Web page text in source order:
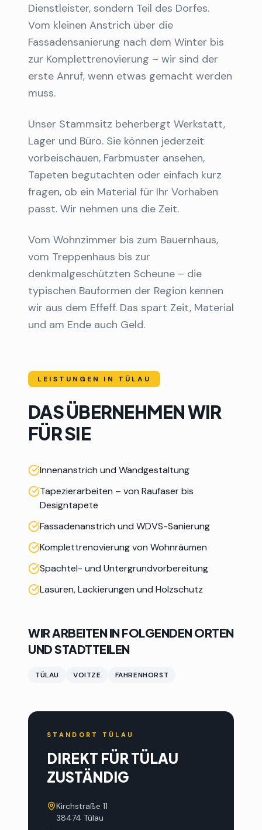
Dienstleister, sondern Teil des Dorfes.
Vom kleinen Anstrich über die
Fassadensanierung nach dem Winter bis
zur Komplettrenovierung – wir sind der
erste Anruf, wenn etwas gemacht werden
muss.
Unser Stammsitz beherbergt Werkstatt,
Lager und Büro. Sie können jederzeit
vorbeischauen, Farbmuster ansehen,
Tapeten begutachten oder einfach kurz
fragen, ob ein Material für Ihr Vorhaben
passt. Wir nehmen uns die Zeit.
Vom Wohnzimmer bis zum Bauernhaus,
vom Treppenhaus bis zur
denkmalgeschützten Scheune – die
typischen Bauformen der Region kennen
wir aus dem Effeff. Das spart Zeit, Material
und am Ende auch Geld.
LEISTUNGEN IN TÜLAU
DAS ÜBERNEHMEN WIR
FÜR SIE
Innenanstrich und Wandgestaltung
Tapezierarbeiten – von Raufaser bis
Designtapete
Fassadenanstrich und WDVS-Sanierung
Komplettrenovierung von Wohnräumen
Spachtel- und Untergrundvorbereitung
Lasuren, Lackierungen und Holzschutz
WIR ARBEITEN IN FOLGENDEN ORTEN
UND STADTTEILEN
TÜLAU VOITZE FAHRENHORST
STANDORT TÜLAU
DIREKT FÜR TÜLAU
ZUSTÄNDIG
Kirchstraße 11
38474 Tülau